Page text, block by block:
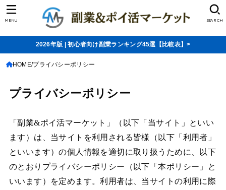
SEARCH
MENU
2026年版 | 初心者向け副業ランキング45選【比較表】>
HOME プライバシーポリシー
プライバシーポリシー
「副業&ポイ活マーケット」（以下「当サイト」といい
ます）は、当サイトを利用される皆様（以下「利用者」
といいます）の個人情報を適切に取り扱うために、以下
のとおりプライバシーポリシー（以下「本ポリシー」と
いいます）を定めます。利用者は、当サイトの利用に際